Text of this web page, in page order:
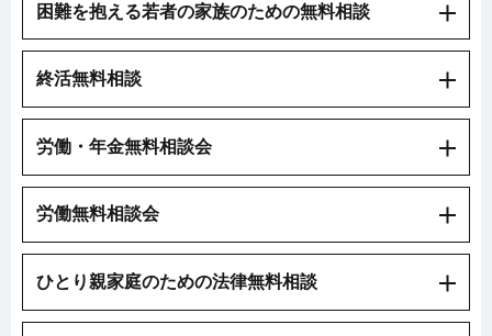
困難を抱える若者の家族のための無料相談
終活無料相談
労働・年金無料相談会
労働無料相談会
ひとり親家庭のための法律無料相談